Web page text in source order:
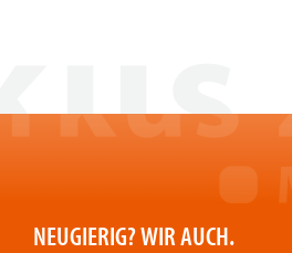
NEUGIERIG? WIR AUCH.